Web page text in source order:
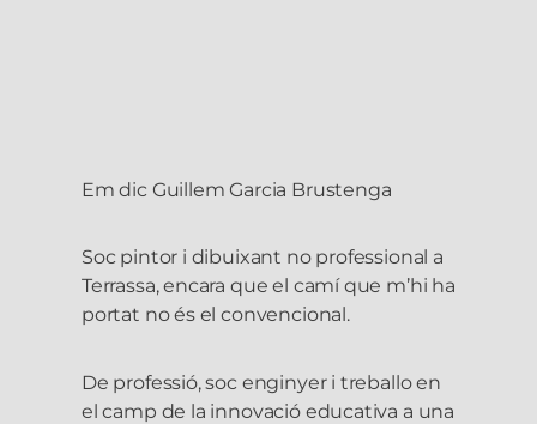
Em dic Guillem Garcia Brustenga
Soc pintor i dibuixant no professional a
Terrassa, encara que el camí que m’hi ha
portat no és el convencional.
De professió, soc enginyer i treballo en
el camp de la innovació educativa a una